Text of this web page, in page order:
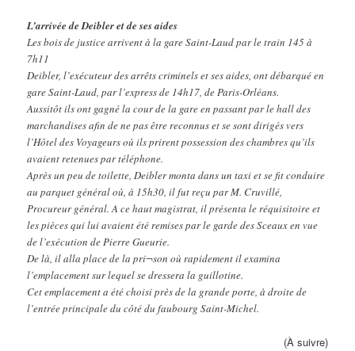
L’arrivée de Deibler et de ses aides
Les bois de justice arrivent à la gare Saint-Laud par le train 145 à
7h11
Deibler, l’exécuteur des arrêts criminels et ses aides, ont débarqué en
gare Saint-Laud, par l’express de 14h17, de Paris-Orléans.
Aussitôt ils ont gagné la cour de la gare en passant par le hall des
marchandises afin de ne pas être reconnus et se sont dirigés vers
l’Hôtel des Voyageurs où ils prirent possession des chambres qu’ils
avaient retenues par téléphone.
Après un peu de toilette, Deibler monta dans un taxi et se fit conduire
au parquet général où, à 15h30, il fut reçu par M. Cruvillé,
Procureur général. A ce haut magistrat, il présenta le réquisitoire et
les pièces qui lui avaient été remises par le garde des Sceaux en vue
de l’exécution de Pierre Gueurie.
De là, il alla place de la pri¬son où rapidement il examina
l’emplacement sur lequel se dressera la guillotine.
Cet emplacement a été choisi près de la grande porte, à droite de
l’entrée principale du côté du faubourg Saint-Michel.
(À suivre)